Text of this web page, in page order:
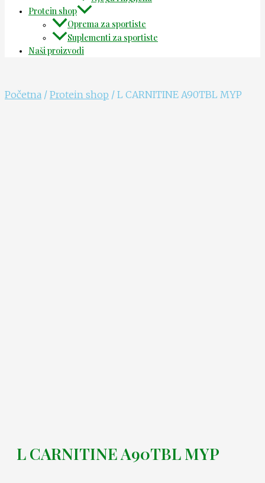
Protein shop
Oprema za sportiste
Suplementi za sportiste
Naši proizvodi
Početna / Protein shop / L CARNITINE A90TBL MYP
L CARNITINE A90TBL MYP